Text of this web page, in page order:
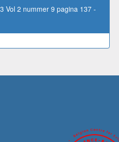
Vol 2 nummer 9 pagina 137 -